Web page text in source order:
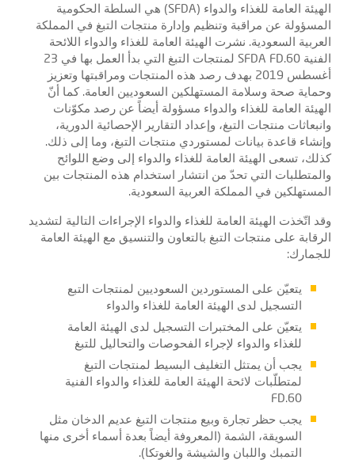
الهيئة العامة للغذاء والدواء (SFDA) هي السلطة الحكومية
المسؤولة عن مراقبة وتنظيم وإدارة منتجات التبغ في المملكة
العربية السعودية. نشرت الهيئة العامة للغذاء والدواء اللائحة
الفنية SFDA FD.60 لمنتجات التبغ التي بدأ العمل بها في 23
أغسطس 2019 بهدف رصد هذه المنتجات ومراقبتها وتعزيز
وحماية صحة وسلامة المستهلكين السعوديين العامة. كما أنّ
الهيئة العامة للغذاء والدواء مسؤولة أيضاً عن رصد مكوّنات
وانبعاثات منتجات التبغ، وإعداد التقارير الإحصائية الدورية،
وإنشاء قاعدة بيانات لمستوردي منتجات التبغ، وما إلى ذلك.
كذلك، تسعى الهيئة العامة للغذاء والدواء إلى وضع اللوائح
والمتطلبات التي تحدّ من انتشار استخدام هذه المنتجات بين
المستهلكين في المملكة العربية السعودية.
وقد اتّخذت الهيئة العامة للغذاء والدواء الإجراءات التالية لتشديد
الرقابة على منتجات التبغ بالتعاون والتنسيق مع الهيئة العامة
للجمارك:
يتعيّن على المستوردين السعوديين لمنتجات التبع
التسجيل لدى الهيئة العامة للغذاء والدواء
يتعيّن على المختبرات التسجيل لدى الهيئة العامة
للغذاء والدواء لإجراء الفحوصات والتحاليل للتبغ
يجب أن يمتثل التغليف البسيط لمنتجات التبغ
لمتطلّبات لائحة الهيئة العامة للغذاء والدواء الفنية
FD.60
يجب حظر تجارة وبيع منتجات التبغ عديم الدخان مثل
السويقة، الشمة (المعروفة أيضاً بعدة أسماء أخرى منها
التمبك واللبان والشيشة والغوتكا).